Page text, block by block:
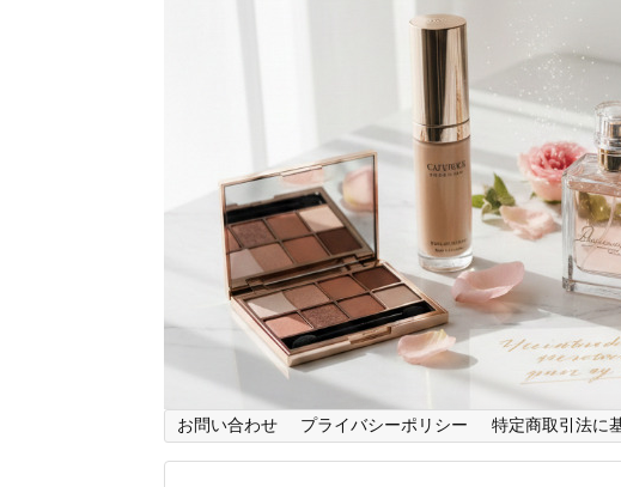
お問い合わせ プライバシーポリシー 特定商取引法に